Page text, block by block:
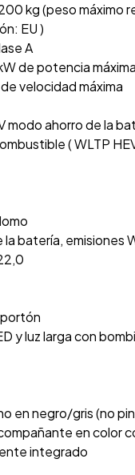
kg (peso máximo
EU )
A
de potencia máxima
velocidad máxima
modo ahorro de la
( WLTP
batería, emisiones
y luz larga con
en negro/gris (no
en color
integrado